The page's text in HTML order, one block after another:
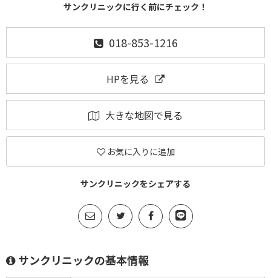
サンクリニックに行く前にチェック！
018-853-1216
HPを見る
大きな地図で見る
お気に入りに追加
サンクリニックをシェアする
サンクリニックの基本情報